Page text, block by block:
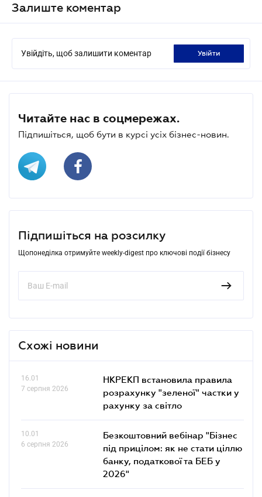
Залиште коментар
Увійдіть, щоб залишити коментар увійти
Читайте нас в соцмережах.
Підпишіться, щоб бути в курсі усіх бізнес-новин.
Підпишіться на розсилку
Щопонеділка отримуйте weekly-digest про ключові події бізнесу
Схожі новини
16.01
7 серпня 2026
НКРЕКП встановила правила
розрахунку "зеленої" частки у
рахунку за світло
10.01
6 серпня 2026
Безкоштовний вебінар "Бізнес
під прицілом: як не стати ціллю
банку, податкової та БЕБ у
2026"